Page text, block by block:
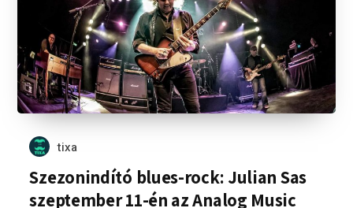
tixa
Szezonindító blues-rock: Julian Sas
szeptember 11-én az Analog Music